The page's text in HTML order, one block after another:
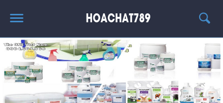
TRANG CHỦ
SẢN PHẨM HÓT
THÔNG TIN VỀ HÓA CHẤT